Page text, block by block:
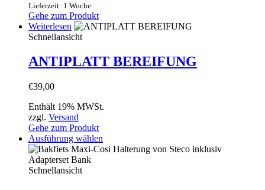
Lieferzeit: 1 Woche
Gehe zum Produkt
Weiterlesen
Schnellansicht
ANTIPLATT BEREIFUNG
€39,00
Enthält 19% MWSt.
zzgl. Versand
Gehe zum Produkt
Ausführung wählen
Produkt
Schnellansicht